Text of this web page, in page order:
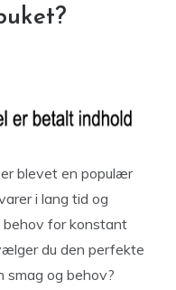
er blevet en populær
i lang tid og
behov for konstant
du den perfekte
smag og behov?